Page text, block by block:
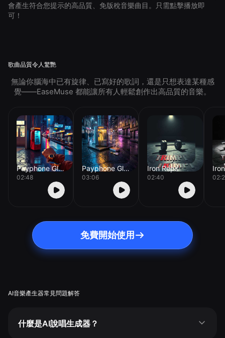
會產生符合您提示的高品質、免版稅音樂曲目。只需點擊播放即
可！
歌曲品質令人驚艷
無論你腦海中已有旋律、已寫好的歌詞，還是只想表達某種感
覺——EaseMuse 都能讓所有人輕鬆創作出高品質的音樂。
Payphone Glow
02:48
Payphone Glow
03:06
Iron Reps
02:40
免費開始使用
AI音樂產生器常見問題解答
什麼是AI說唱生成器？